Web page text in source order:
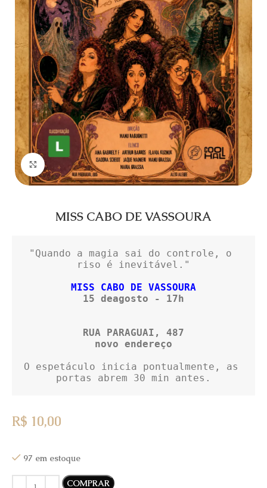
Click to enlarge
MISS CABO DE VASSOURA
"Quando a magia sai do controle, o
riso é inevitável."
MISS CABO DE VASSOURA
15 deagosto - 17h
RUA PARAGUAI, 487
O espetáculo inicia pontualmente, as
portas abrem 30 min antes.
R$ 10,00
97 em estoque
COMPRAR